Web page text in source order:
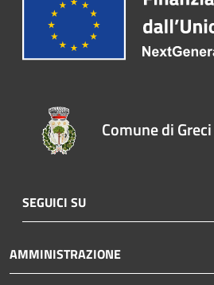
Comune di Greci
SEGUICI SU
AMMINISTRAZIONE